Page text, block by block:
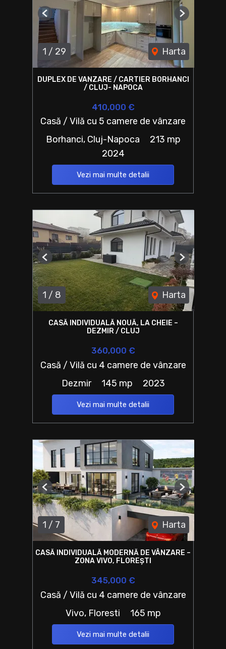
1 / 29 Harta
Previous Next
DUPLEX DE VANZARE / CARTIER BORHANCI
/ CLUJ- NAPOCA
410,000 €
Casă / Vilă cu 5 camere de vânzare
Borhanci, Cluj-Napoca
213 mp
2024
Vezi mai multe detalii
1 / 8 Harta
Previous Next
CASĂ INDIVIDUALĂ NOUĂ, LA CHEIE –
DEZMIR / CLUJ
360,000 €
Casă / Vilă cu 4 camere de vânzare
Dezmir
145 mp 2023
Vezi mai multe detalii
1 / 7 Harta
Previous Next
CASĂ INDIVIDUALĂ MODERNĂ DE VÂNZARE –
ZONA VIVO, FLOREȘTI
345,000 €
Casă / Vilă cu 4 camere de vânzare
Vivo, Floresti
165 mp
Vezi mai multe detalii